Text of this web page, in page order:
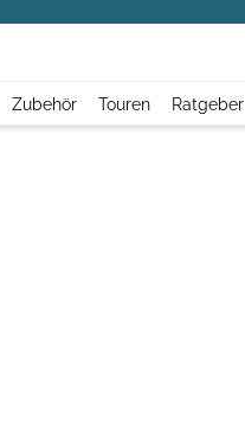
Zubehör Touren Ratgeber